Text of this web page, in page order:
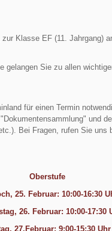
Klasse EF (11. Jahrgang)
gelangen Sie zu allen
für einen Termin
und
Bei Fragen, rufen Sie uns
Oberstufe
25. Februar: 10:00-16:30
26. Februar: 10:00-17:30
27.Februar: 9:00-15:30 Uhr